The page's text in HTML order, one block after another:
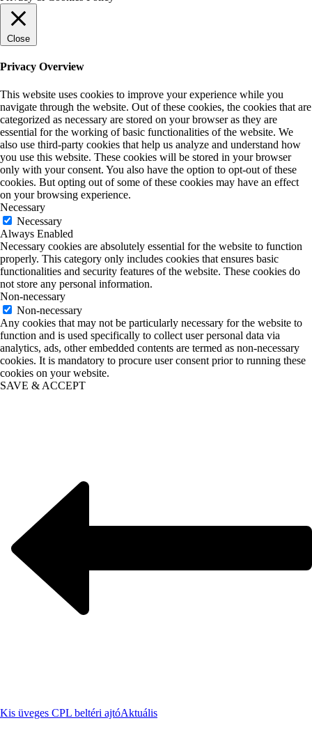
Close
Privacy Overview
This website uses cookies to improve your experience while you
navigate through the website. Out of these cookies, the cookies that are
categorized as necessary are stored on your browser as they are
essential for the working of basic functionalities of the website. We
also use third-party cookies that help us analyze and understand how
you use this website. These cookies will be stored in your browser
only with your consent. You also have the option to opt-out of these
cookies. But opting out of some of these cookies may have an effect
on your browsing experience.
Necessary
Necessary
Always Enabled
Necessary cookies are absolutely essential for the website to function
properly. This category only includes cookies that ensures basic
functionalities and security features of the website. These cookies do
not store any personal information.
Non-necessary
Non-necessary
Any cookies that may not be particularly necessary for the website to
function and is used specifically to collect user personal data via
analytics, ads, other embedded contents are termed as non-necessary
cookies. It is mandatory to procure user consent prior to running these
cookies on your website.
SAVE & ACCEPT
Kis üveges CPL beltéri ajtóAktuális